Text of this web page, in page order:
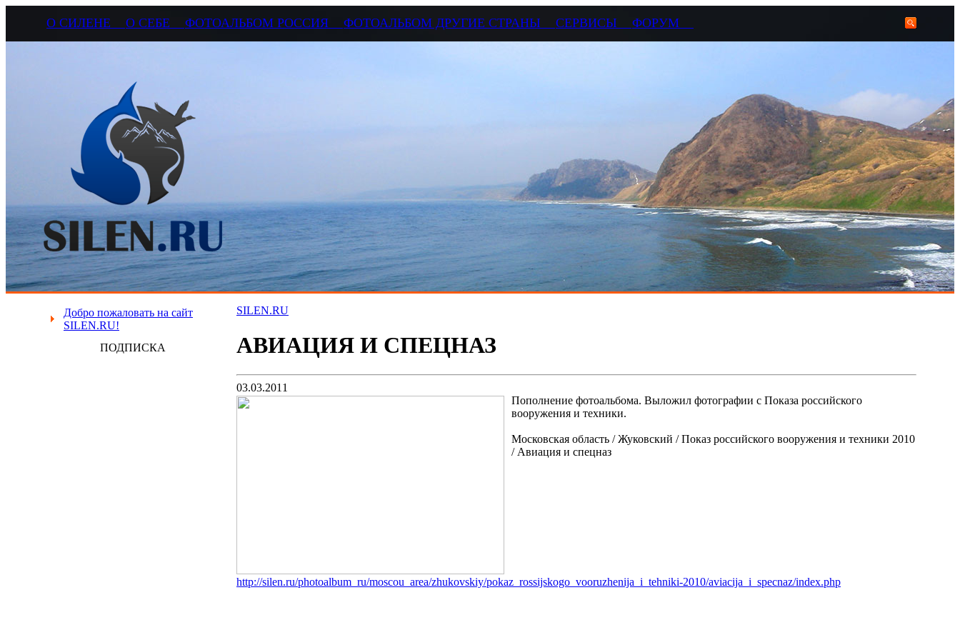
О СИЛЕНЕ О СЕБЕ ФОТОАЛЬБОМ РОССИЯ ФОТОАЛЬБОМ ДРУГИЕ СТРАНЫ СЕРВИСЫ ФОРУМ
Добро пожаловать на сайт
SILEN.RU!
ПОДПИСКА
SILEN.RU
АВИАЦИЯ И СПЕЦНАЗ
03.03.2011
Пополнение фотоальбома. Выложил фотографии с Показа российского
вооружения и техники.
Московская область / Жуковский / Показ российского вооружения и техники 2010
/ Авиация и спецназ
http://silen.ru/photoalbum_ru/moscou_area/zhukovskiy/pokaz_rossijskogo_vooruzhenija_i_tehniki-2010/aviacija_i_specnaz/index.php